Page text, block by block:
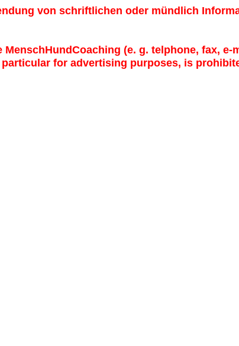
von schriftlichen oder mündlich
(e. g. telphone, fax,
for advertising purposes, is